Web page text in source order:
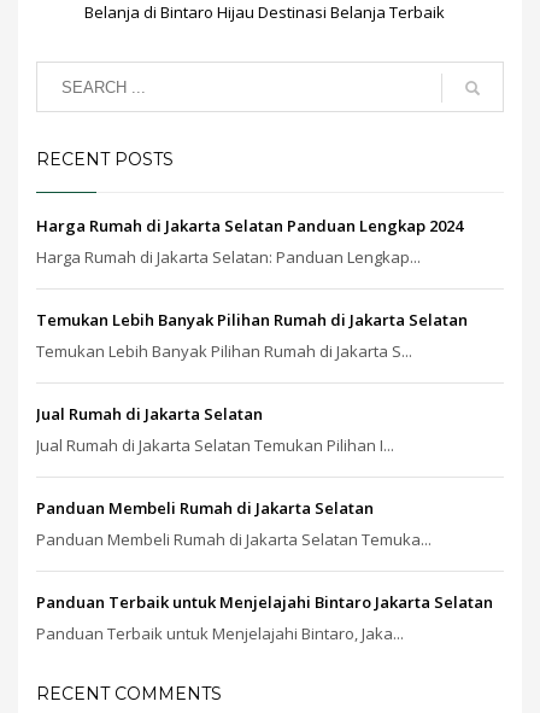
Belanja di Bintaro Hijau Destinasi Belanja Terbaik
RECENT POSTS
Harga Rumah di Jakarta Selatan Panduan Lengkap 2024
Harga Rumah di Jakarta Selatan: Panduan Lengkap...
Temukan Lebih Banyak Pilihan Rumah di Jakarta Selatan
Temukan Lebih Banyak Pilihan Rumah di Jakarta S...
Jual Rumah di Jakarta Selatan
Jual Rumah di Jakarta Selatan Temukan Pilihan I...
Panduan Membeli Rumah di Jakarta Selatan
Panduan Membeli Rumah di Jakarta Selatan Temuka...
Panduan Terbaik untuk Menjelajahi Bintaro Jakarta Selatan
Panduan Terbaik untuk Menjelajahi Bintaro, Jaka...
RECENT COMMENTS